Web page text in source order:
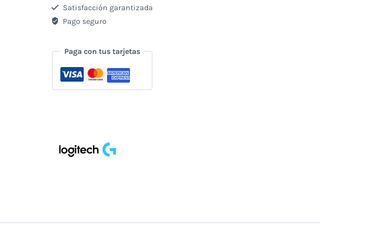
Mx
Keys
Inalambrico
Bluetooth
Satisfacción garantizada
Pago seguro
Paga con tus tarjetas